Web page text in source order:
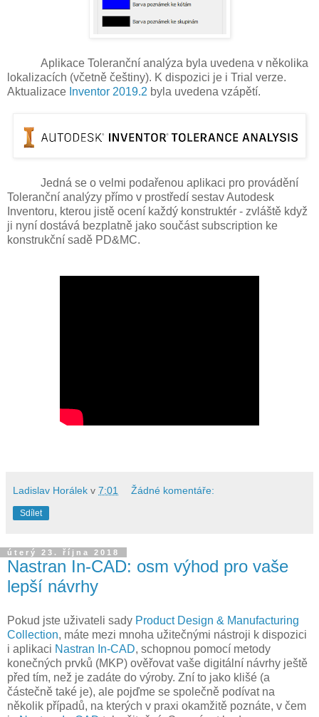
Aplikace Toleranční analýza byla uvedena v několika
lokalizacích (včetně češtiny). K dispozici je i Trial verze.
Aktualizace Inventor 2019.2 byla uvedena vzápětí.
Jedná se o velmi podařenou aplikaci pro provádění
Toleranční analýzy přímo v prostředí sestav Autodesk
Inventoru, kterou jistě ocení každý konstruktér - zvláště když
ji nyní dostává bezplatně jako součást subscription ke
konstrukční sadě PD&MC.
Ladislav Horálek v 7:01 Žádné komentáře:
Sdílet
úterý 23. října 2018
Nastran In-CAD: osm výhod pro vaše
lepší návrhy
Pokud jste uživateli sady Product Design & Manufacturing
Collection, máte mezi mnoha užitečnými nástroji k dispozici
i aplikaci Nastran In-CAD, schopnou pomocí metody
konečných prvků (MKP) ověřovat vaše digitální návrhy ještě
před tím, než je zadáte do výroby. Zní to jako klišé (a
částečně také je), ale pojďme se společně podívat na
několik případů, na kterých v praxi okamžitě poznáte, v čem